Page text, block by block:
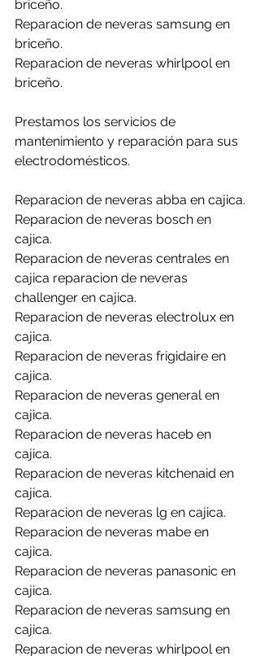
briceño.
Reparacion de neveras samsung en
briceño.
Reparacion de neveras whirlpool en
briceño.
Prestamos los servicios de
mantenimiento y reparación para sus
electrodomésticos.
Reparacion de neveras abba en cajica.
Reparacion de neveras bosch en
cajica.
Reparacion de neveras centrales en
cajica reparacion de neveras
challenger en cajica.
Reparacion de neveras electrolux en
cajica.
Reparacion de neveras frigidaire en
cajica.
Reparacion de neveras general en
cajica.
Reparacion de neveras haceb en
cajica.
Reparacion de neveras kitchenaid en
cajica.
Reparacion de neveras lg en cajica.
Reparacion de neveras mabe en
cajica.
Reparacion de neveras panasonic en
cajica.
Reparacion de neveras samsung en
cajica.
Reparacion de neveras whirlpool en